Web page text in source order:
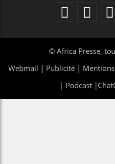
© Africa Presse,
Webmail | Publicité |
| Podcast|